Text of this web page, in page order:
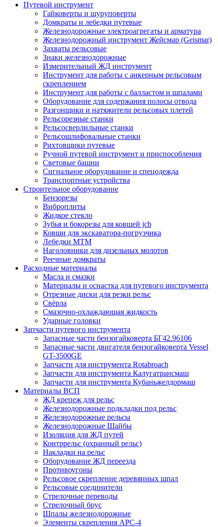
Путевой инструмент
Гайковерты и шуруповерты
Домкраты и лебедки путевые
Железнодорожные электроагрегаты и арматура
Железнодорожный инструмент Жейсмар (Geismar)
Захваты рельсовые
Знаки железнодорожные
Измерительный ЖД инструмент
Инструмент для работы с анкерным рельсовым
скреплением
Инструмент для работы с балластом и шпалами
Оборудование для содержания полосы отвода
Разгонщики и натяжители рельсовых плетей
Рельсорезные станки
Рельсосверлильные станки
Рельсошлифовальные станки
Рихтовщики путевые
Ручной путевой инструмент и приспособления
Световые башни
Сигнальное оборудование и спецодежда
Транспортные устройства
Строительное оборудование
Бензорезы
Виброплиты
Жидкое стекло
Зубья и бокорезы для ковшей jcb
Ковши для экскаватора-погрузчика
Лебедки МТМ
Наголовники для дизельных молотов
Реечные домкраты
Расходные материалы
Масла и смазки
Материалы и оснастка для путевого инструмента
Отрезные диски для резки рельс
Свёрла
Смазочно-охлаждающая жидкость
Ударные головки
Запчасти путевого инструмента
Запасные части бензогайковерта БГ42.96106
Запасные части двигателя бензогайковерта Vessel
GT-3500GE
Запчасти для инструмента Rotabroach
Запчасти для инструмента Калугатрансмаш
Запчасти для инструмента Кубаньжелдормаш
Материалы ВСП
ЖД крепеж для рельс
Железнодорожные подкладки под рельс
Железнодорожные рельсы
Железнодорожные Шайбы
Изоляция для ЖД путей
Контррельс (охранный рельс)
Накладки на рельс
Оборудование ЖД переезда
Противоугоны
Рельсовое скрепление деревянных шпал
Рельсовые соединители
Стрелочные переводы
Стрелочный брус
Шпалы железнодорожные
Элементы скрепления АРС-4